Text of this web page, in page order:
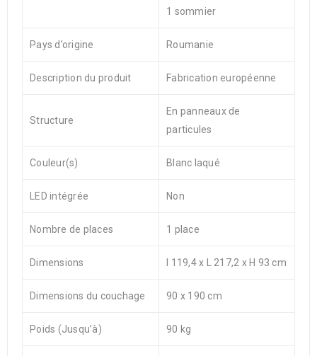
1 sommier
Pays d’origine Roumanie
Description du produit Fabrication européenne
Structure
En panneaux de
particules
Couleur(s) Blanc laqué
LED intégrée Non
Nombre de places 1 place
Dimensions l 119,4 x L 217,2 x H 93 cm
Dimensions du couchage 90 x 190 cm
Poids (Jusqu’à) 90 kg